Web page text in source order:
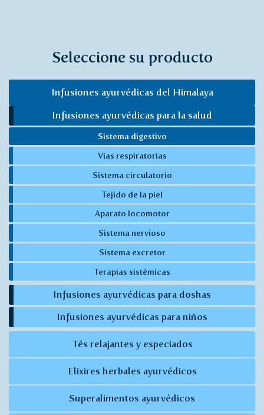
Seleccione su producto
Infusiones ayurvédicas del Himalaya
Infusiones ayurvédicas para la salud
Sistema digestivo
Vías respiratorias
Sistema circulatorio
Tejido de la piel
Aparato locomotor
Sistema nervioso
Sistema excretor
Terapias sistémicas
Infusiones ayurvédicas para doshas
Infusiones ayurvédicas para niños
Tés relajantes y especiados
Elixires herbales ayurvédicos
Superalimentos ayurvédicos